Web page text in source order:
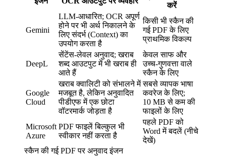
करें
Gemini
LLM-आधारित; OCR अपूर्ण
होने पर भी अर्थ निकालने के
लिए संदर्भ (Context) का
उपयोग करता है
किसी भी स्कैन की
गई PDF के लिए
प्राथमिक विकल्प
DeepL
सेंटेंस-लेवल अनुवाद; खराब
शब्द आउटपुट में भी खराब ही
आते हैं
केवल साफ और
उच्च-गुणवत्ता वाले
स्कैन के लिए
Google
Cloud
खराब क्वालिटी को संभालने में
मजबूत है, लेकिन अनुवादित
पीडीएफ में एक छोटा
वॉटरमार्क जोड़ता है
सबसे व्यापक भाषा
कवरेज के लिए;
10 MB से कम की
फाइलों के लिए
Microsoft
Azure
PDF फाइलें बिल्कुल भी
स्वीकार नहीं करता है
पहले PDF को
Word में बदलें (नीचे
देखें)
स्कैन की गई PDF पर अनुवाद इंजन